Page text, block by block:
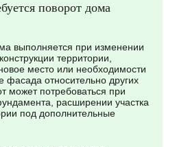
поворот дома
выполняется при изменении
территории,
место или необходимости
фасада относительно других
может потребоваться при
расширении участка
под дополнительные